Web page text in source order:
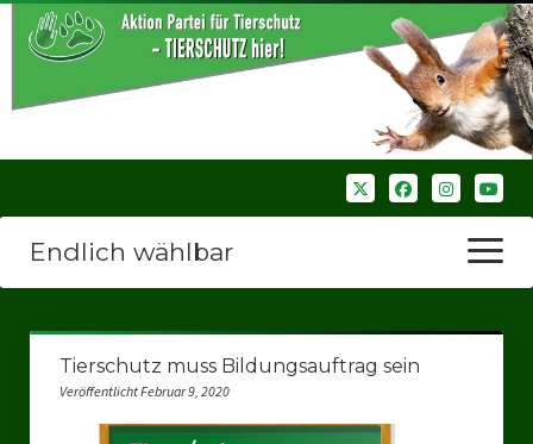
Endlich wählbar
Menü
öffnen
Wir über uns
Unsere Verbände
Tierschutz muss Bildungsauftrag sein
Veröffentlicht Februar 9, 2020